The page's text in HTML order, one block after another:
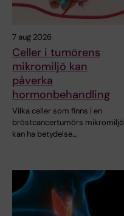
7 aug 2026
Celler i tumörens
mikromiljö kan
påverka
hormonbehandling
Vilka celler som finns i en
bröstcancertumörs mikromiljö
kan ha betydelse…